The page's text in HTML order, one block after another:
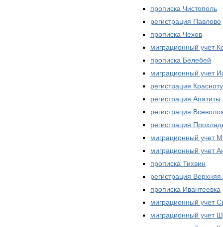
прописка Чистополь
регистрация Павлово
прописка Чехов
миграционный учет
прописка Белебей
миграционный учет
регистрация
регистрация Апатиты
регистрация
регистрация
миграционный учет
миграционный учет
прописка Тихвин
регистрация
прописка Ивантеевка
миграционный учет
миграционный учет